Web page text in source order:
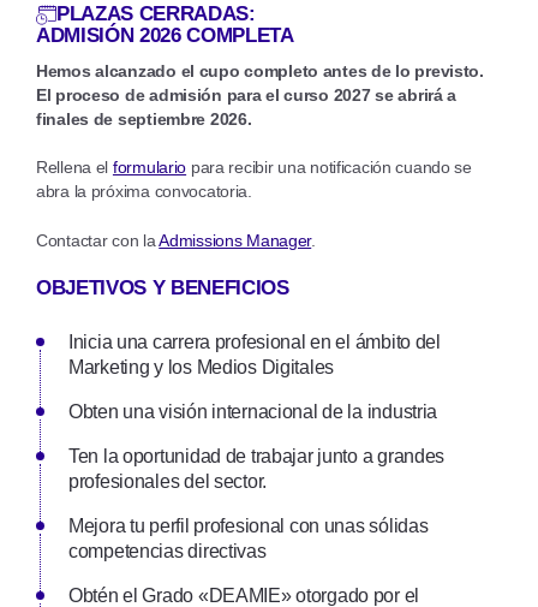
PLAZAS CERRADAS:
ADMISIÓN 2026 COMPLETA
Hemos alcanzado el cupo completo antes de lo previsto.
El proceso de admisión para el curso 2027 se abrirá a
finales de septiembre 2026.
Rellena el formulario para recibir una notificación cuando se
abra la próxima convocatoria.
Contactar con laAdmissions Manager.
OBJETIVOS Y BENEFICIOS
Inicia una carrera profesional en el ámbito del
Marketing y los Medios Digitales
Obten una visión internacional de la industria
Ten la oportunidad de trabajar junto a grandes
profesionales del sector.
Mejora tu perfil profesional con unas sólidas
competencias directivas
Obtén el Grado «DEAMIE» otorgado por el